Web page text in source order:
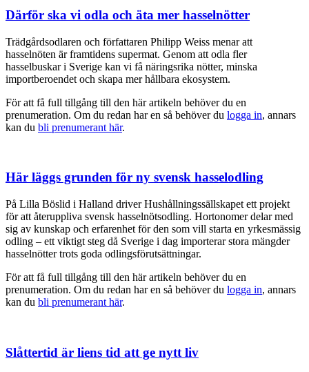
Därför ska vi odla och äta mer hasselnötter
Trädgårdsodlaren och författaren Philipp Weiss menar att
hasselnöten är framtidens supermat. Genom att odla fler
hasselbuskar i Sverige kan vi få näringsrika nötter, minska
importberoendet och skapa mer hållbara ekosystem.
För att få full tillgång till den här artikeln behöver du en
prenumeration. Om du redan har en så behöver du logga in, annars
kan du bli prenumerant här.
Här läggs grunden för ny svensk hasselodling
På Lilla Böslid i Halland driver Hushållningssällskapet ett projekt
för att återuppliva svensk hasselnötsodling. Hortonomer delar med
sig av kunskap och erfarenhet för den som vill starta en yrkesmässig
odling – ett viktigt steg då Sverige i dag importerar stora mängder
hasselnötter trots goda odlingsförutsättningar.
För att få full tillgång till den här artikeln behöver du en
prenumeration. Om du redan har en så behöver du logga in, annars
kan du bli prenumerant här.
Slåttertid är liens tid att ge nytt liv